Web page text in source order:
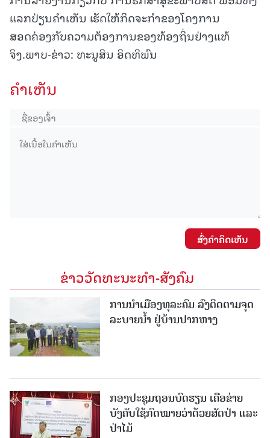
ແລກປ່ຽນຄຳເຫັນ ເຮັດໃຫ້ກິດຈະກຳຂອງໂຄງການ
ສອດຄ່ອງກັບຄວາມຕ້ອງການຂອງທ້ອງຖິ່ນຢ່າງແທ້
ຈິງ.ພາບ-ຂ່າວ: ທະນູສິນ ອິດທິພົນ
ຄໍາເຫັນ
ສົ່ງຄໍາຄິດເຫັນ
ຂ່າວວັດທະນະທຳ-ສັງຄົມ
ການນໍາເມືອງທຸລະຄົມ ລົງຕິດຕາມຈຸດ
ລະບາຍນໍ້າ ຢູ່ບ້ານປາກຫາງ
ກອງປະຊຸມຖອນບົດຮຽນ ເຄືອຂ່າຍ
ບັງຄັບໃຊ້ກົດໝາຍວ່າດ້ວຍສັດປ່າ ແລະ
ປ່າໄມ້